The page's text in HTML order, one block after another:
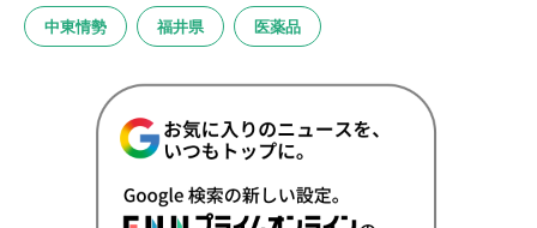
中東情勢 福井県 医薬品